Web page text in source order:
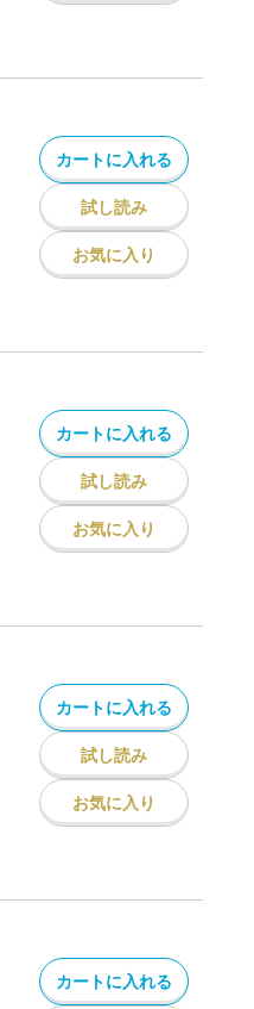
カートに入れる
試し読み
お気に入り
カートに入れる
試し読み
お気に入り
カートに入れる
試し読み
お気に入り
カートに入れる